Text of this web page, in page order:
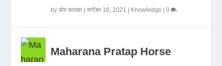
byडोम कावळा |सप्टेंबर 16, 2021 Knowledge |0
Maharana Pratap Horse